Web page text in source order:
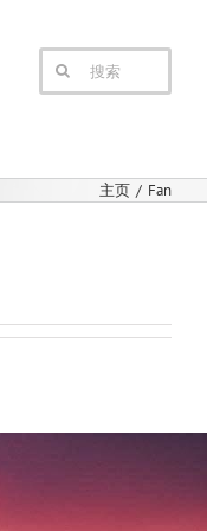
搜
索：
主页 Fan